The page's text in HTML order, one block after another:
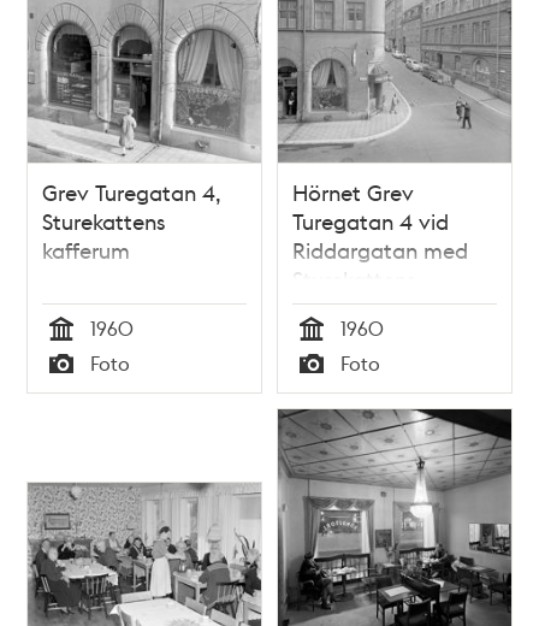
Grev Turegatan 4,
Sturekattens
kafferum
Tid
1960
Typ
Foto
Hörnet Grev
Turegatan 4 vid
Riddargatan med
Sturekattens
kafferum. Kvarteret
Styckjunkaren på
höger sida
Tid
1960
Typ
Foto